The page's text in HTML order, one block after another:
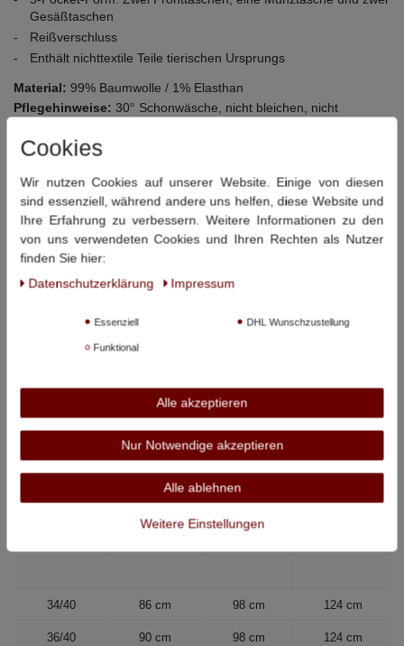
Gesäßtaschen
Reißverschluss
Enthält nichttextile Teile tierischen Ursprungs
Material: 99% Baumwolle / 1% Elasthan
Pflegehinweise: 30° Schonwäsche, nicht bleichen, nicht
chemisch reinigen
Dieser Artikel hat folgende Maße:
Größe Bundweite
innen
außen
36/36 90 cm 89 cm
100 cm
86 cm 94 cm
90 cm 94 cm
38/38 96 cm 94 cm 121 cm
40/38 100 cm 94 cm 122 cm
34/40 86 cm 98 cm 124 cm
36/40 90 cm 98 cm 124 cm
Cookies
Wir nutzen Cookies auf unserer Website. Einige von diesen
sind essenziell, während andere uns helfen, diese Website und
Ihre Erfahrung zu verbessern. Weitere Informationen zu den
von uns verwendeten Cookies und Ihren Rechten als Nutzer
finden Sie hier:
Daten­schutz­erklärung
Impressum
Essenziell DHL Wunschzustellung
Funktional
Alle akzeptieren
Nur Notwendige akzeptieren
Alle ablehnen
Weitere Einstellungen